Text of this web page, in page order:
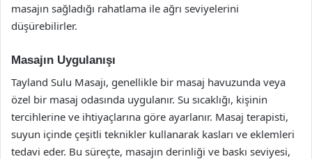
masajın sağladığı rahatlama ile ağrı seviyelerini
düşürebilirler.
Masajın Uygulanışı
Tayland Sulu Masajı, genellikle bir masaj havuzunda veya
özel bir masaj odasında uygulanır. Su sıcaklığı, kişinin
tercihlerine ve ihtiyaçlarına göre ayarlanır. Masaj terapisti,
suyun içinde çeşitli teknikler kullanarak kasları ve eklemleri
tedavi eder. Bu süreçte, masajın derinliği ve baskı seviyesi,